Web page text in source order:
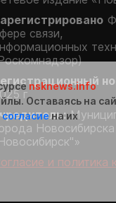
связи,
г.
и политика
nsknews.info
Оставаясь на
согласиена их